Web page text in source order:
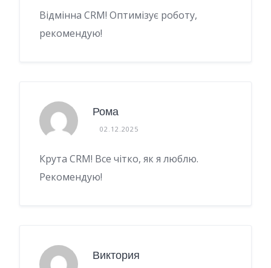
Відмінна CRM! Оптимізує роботу,
рекомендую!
Рома
02.12.2025
Крута CRM! Все чітко, як я люблю.
Рекомендую!
Виктория